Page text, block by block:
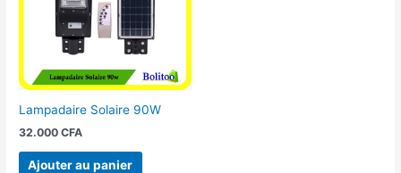
Lampadaire Solaire 90W
32.000CFA
Ajouter au panier